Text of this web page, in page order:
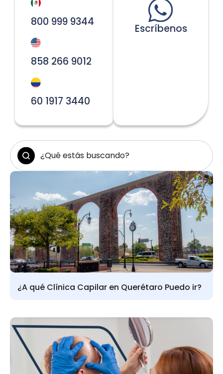
800 999 9344
858 266 9012
60 1917 3440
Escríbenos
¿A qué Clínica Capilar en Querétaro Puedo ir?